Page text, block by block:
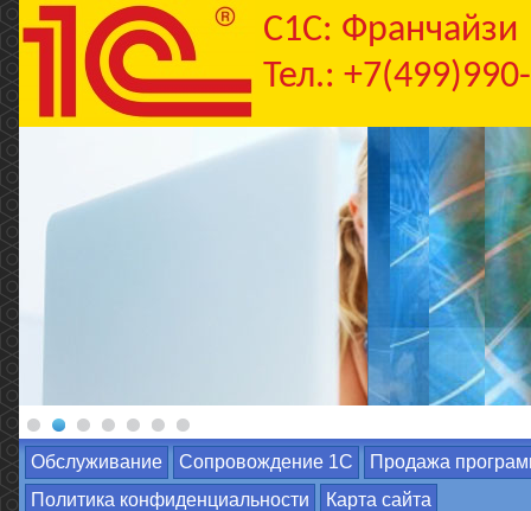
C1С: Франчайзи
Тел.:
Обслуживание Сопровождение 1С
Продажа
Политика конфиденциальности
Карта сайта